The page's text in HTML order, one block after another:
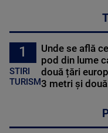
1
STIRI
TURISM
Unde se află
pod din lume
două țări
3 metri și